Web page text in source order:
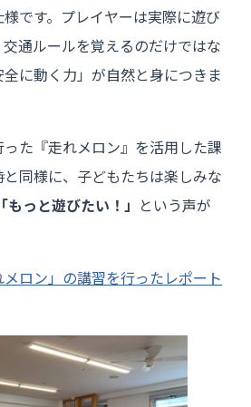
です。プレイヤーは実際に遊び
通ルールを覚えるのだけではな
に動く力」が自然と身につきま
た『走れメロン』を活用した課
同様に、子どもたちは楽しみな
「もっと遊びたい！」 という声が
ロン」の講習を行ったレポート